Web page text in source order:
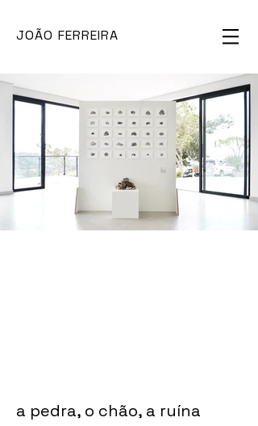
JOÃO FERREIRA
a pedra, o chão, a ruína